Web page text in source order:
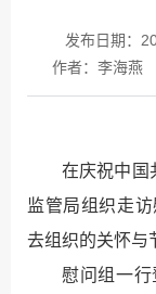
发布日期：
作者：李海燕
在庆祝中国
监管局组织走
去组织的关怀与
慰问组一行